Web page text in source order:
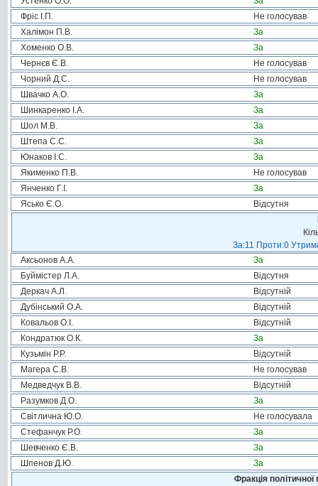
Фріс І.П.
Не голосував
Халімон П.В.
За
Хоменко О.В.
За
Чернєв Є.В.
Не голосував
Чорний Д.С.
Не голосував
Швачко А.О.
За
Шинкаренко І.А.
За
Шол М.В.
За
Штепа С.С.
За
Юнаков І.С.
За
Якименко П.В.
Не голосував
Янченко Г.І.
За
Ясько Є.О.
Відсутня
За:11 Проти:0
Аксьонов А.А.
За
Буймістер Л.А.
Відсутня
Деркач А.Л.
Відсутній
Дубінський О.А.
Відсутній
Ковальов О.І.
Відсутній
Кондратюк О.К.
За
Кузьмін Р.Р.
Відсутній
Магера С.В.
Не голосував
Медведчук В.В.
Відсутній
Разумков Д.О.
За
Світлична Ю.О.
Не голосувала
Стефанчук Р.О.
За
Шевченко Є.В.
За
Шпенов Д.Ю.
За
Фракція